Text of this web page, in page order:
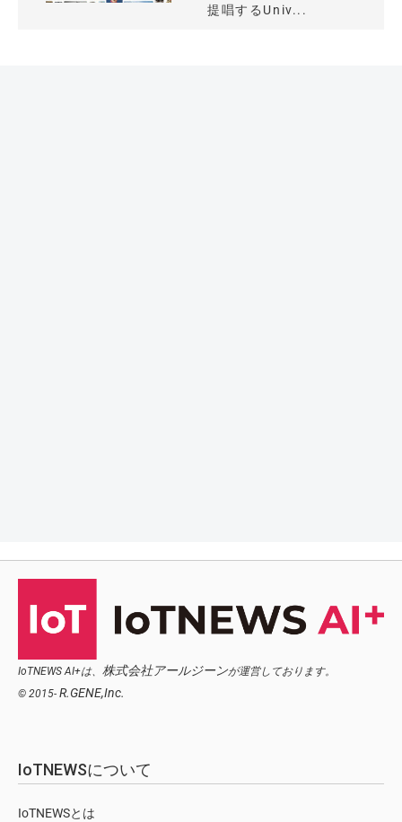
提唱するUniv...
IoTNEWS AI+は、 株式会社アールジーンが運営しております。
© 2015- R.GENE,Inc.
IoTNEWSについて
IoTNEWSとは